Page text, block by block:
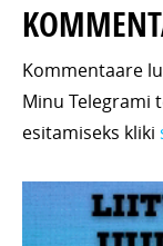
Kommentaare
Minu Telegrami
esitamiseks kliki